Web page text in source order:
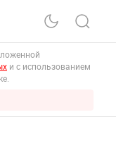
и с использованием